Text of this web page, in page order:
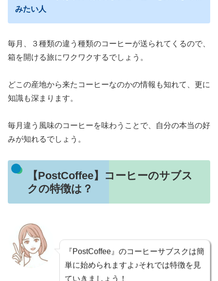
みたい人
毎月、３種類の違う種類のコーヒーが送られてくるので、
箱を開ける旅にワクワクするでしょう。
どこの産地から来たコーヒーなのかの情報も知れて、更に
知識も深まります。
毎月違う風味のコーヒーを味わうことで、自分の本当の好
みが知れるでしょう。
【PostCoffee】コーヒーのサブス
クの特徴は？
『PostCoffee』のコーヒーサブスクは簡
単に始められますよ♪それでは特徴を見
ていきましょう！